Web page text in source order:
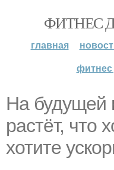
ФИТНЕС
главная
фитнес
На будущей
растёт, что
хотите